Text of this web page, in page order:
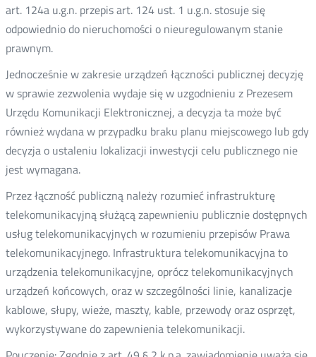
art. 124a u.g.n. przepis art. 124 ust. 1 u.g.n. stosuje się
odpowiednio do nieruchomości o nieuregulowanym stanie
prawnym.
Jednocześnie w zakresie urządzeń łączności publicznej decyzję
w sprawie zezwolenia wydaje się w uzgodnieniu z Prezesem
Urzędu Komunikacji Elektronicznej, a decyzja ta może być
również wydana w przypadku braku planu miejscowego lub gdy
decyzja o ustaleniu lokalizacji inwestycji celu publicznego nie
jest wymagana.
Przez łączność publiczną należy rozumieć infrastrukturę
telekomunikacyjną służącą zapewnieniu publicznie dostępnych
usług telekomunikacyjnych w rozumieniu przepisów Prawa
telekomunikacyjnego. Infrastruktura telekomunikacyjna to
urządzenia telekomunikacyjne, oprócz telekomunikacyjnych
urządzeń końcowych, oraz w szczególności linie, kanalizacje
kablowe, słupy, wieże, maszty, kable, przewody oraz osprzęt,
wykorzystywane do zapewnienia telekomunikacji.